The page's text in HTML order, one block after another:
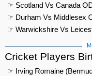
☞ Scotland Vs Canada
☞ Durham Vs Middlesex
☞ Warwickshire Vs
Cricket Players
☞ Irving Romaine